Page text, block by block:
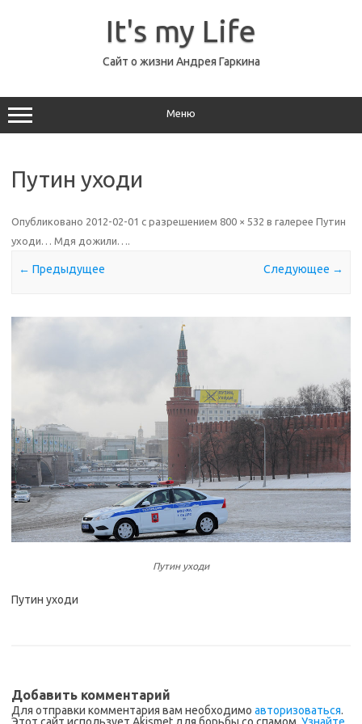
It's my Life
Сайт о жизни Андрея Гаркина
Меню
Путин уходи
Опубликовано 2012-02-01 с разрешением 800 × 532 в галерее Путин
уходи… Мдя дожили….
← Предыдущее Следующее →
Путин уходи
Путин уходи
Добавить комментарий
Для отправки комментария вам необходимо авторизоваться.